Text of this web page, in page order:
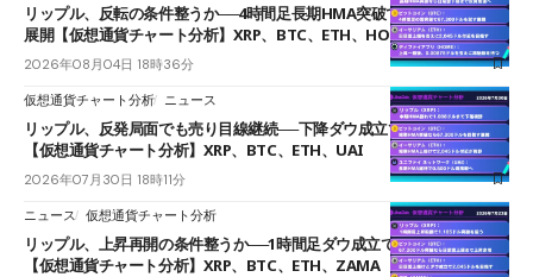
リップル、反転の条件整うか──4時間足長期HMA突破で雲下端を目指す
展開【仮想通貨チャート分析】XRP、BTC、ETH、HOME
2026年08月04日 18時36分
仮想通貨チャート分析 ニュース
リップル、反発局面でも売り目線継続──下降ダウ成立で下値追う展開
【仮想通貨チャート分析】XRP、BTC、ETH、UAI
2026年07月30日 18時11分
ニュース 仮想通貨チャート分析
リップル、上昇再開の条件整うか──1時間足ダウ成立で1.185ドルを狙う
【仮想通貨チャート分析】XRP、BTC、ETH、ZAMA